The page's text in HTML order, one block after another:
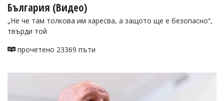
България (Видео)
„Не че там толкова им харесва, а защото ще е безопасно“,
твърди той
прочетено 23369 пъти